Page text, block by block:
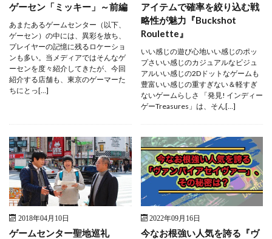
ゲーセン「ミッキー」～前編
あまたあるゲームセンター（以下、
ゲーセン）の中には、異彩を放ち、
プレイヤーの記憶に残るロケーショ
ンも多い。当メディアではそんなゲ
ーセンを度々紹介してきたが、今回
紹介する店舗も、東京のゲーマーた
ちにとっ[…]
アイテムで確率を絞り込む戦
略性が魅力『Buckshot
Roulette』
いい感じの遊び心地いい感じのポッ
プさいい感じのカジュアルなビジュ
アルいい感じの2Dドットなゲームも
豊富いい感じの重すぎない＆軽すぎ
ないゲームらしさ 「発見! インディー
ゲーTreasures」は、そん[…]
2018年04月10日
ゲームセンター聖地巡礼
2022年09月16日
今なお根強い人気を誇る『ヴ